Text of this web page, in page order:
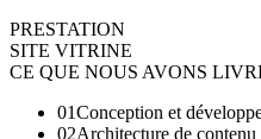
PRESTATION
SITE VITRINE
CE QUE NOUS AVONS
01Conception et
02Architecture de